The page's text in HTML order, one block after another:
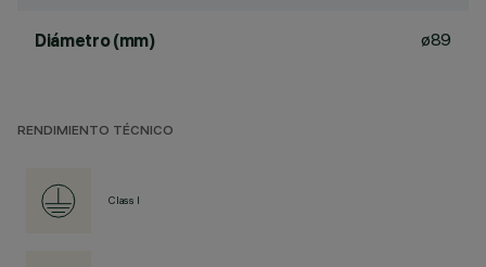
Diámetro (mm) ø89
RENDIMIENTO TÉCNICO
Class I